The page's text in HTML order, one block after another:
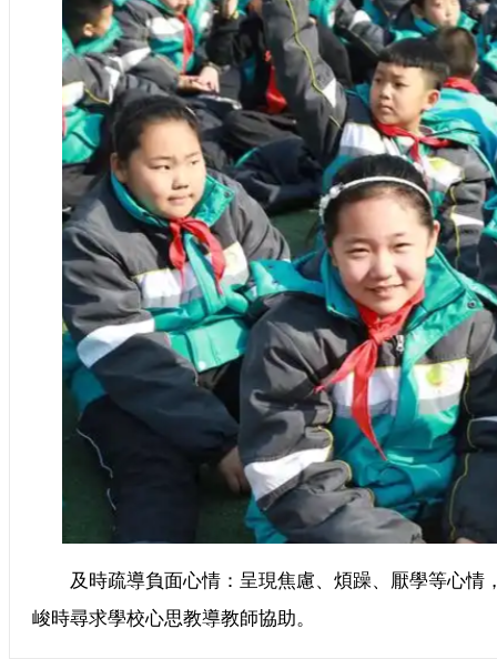
及時疏導負面心情：呈現焦慮、煩躁、厭學等心情
峻時尋求學校心思教導教師協助。